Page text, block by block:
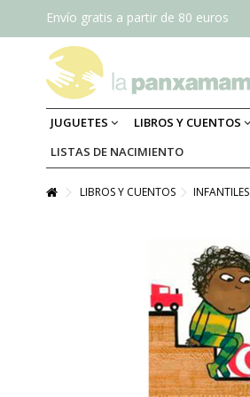
Envío gratis a partir de 80 euros
JUGUETES LIBROS Y CUENTOS
LISTAS DE NACIMIENTO
LIBROS Y CUENTOS INFANTILES